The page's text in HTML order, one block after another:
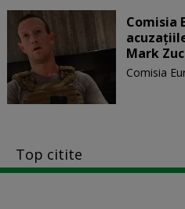
Comisia
Mark
Comisia
Top citite